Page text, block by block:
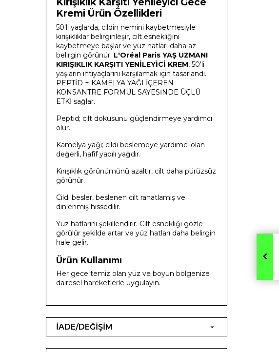
Kremi Ürün Özellikleri
50'li yaşlarda, cildin nemini kaybetmesiyle
kırışıklıklar belirginleşir, cilt esnekliğini
kaybetmeye başlar ve yüz hatları daha az
belirgin görünür. L'Oréal Paris YAŞ UZMANI
KIRIŞIKLIK KARŞITI YENİLEYİCİ KREM, 50'li
yaşların ihtiyaçlarını karşılamak için tasarlandı.
PEPTİD + KAMELYA YAĞI İÇEREN
KONSANTRE FORMÜL SAYESİNDE ÜÇLÜ
ETKİ sağlar.
Peptid; cilt dokusunu güçlendirmeye yardımcı
olur.
Kamelya yağı; cildi beslemeye yardımcı olan
değerli, hafif yapılı yağdır.
Kırışıklık görünümünü azaltır, cilt daha pürüzsüz
görünür.
Cildi besler, beslenen cilt rahatlamış ve
dinlenmiş hissedilir.
Yüz hatlarını şekillendirir. Cilt esnekliği gözle
görülür şekilde artar ve yüz hatları daha belirgin
hale gelir.
Ürün Kullanımı
Her gece temiz olan yüz ve boyun bölgenize
dairesel hareketlerle uygulayın.
İADE/DEĞİŞİM